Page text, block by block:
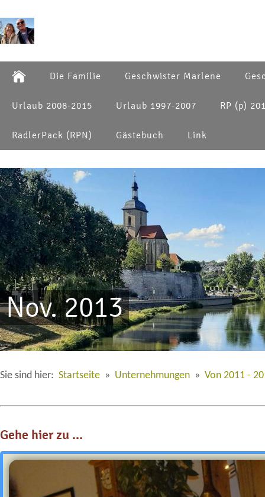
Die Familie Geschwister Marlene
Urlaub 2008-2015 Urlaub 1997-2007 RP (p)
RadlerPack (RPN) Gästebuch Link
Nov. 2013
Sie sind hier: Startseite » Unternehmungen » Von 2011 -
Gehe hier zu ...